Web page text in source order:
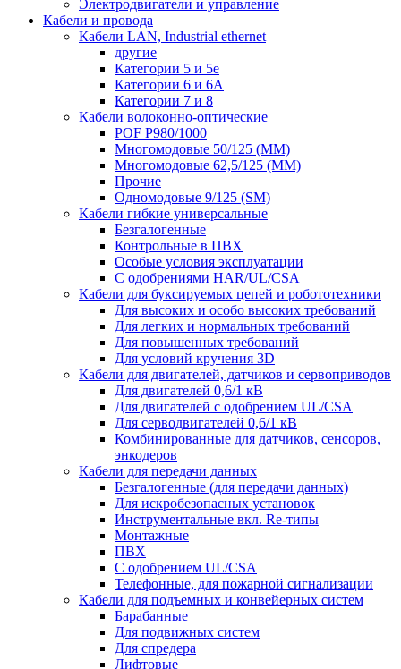
Электродвигатели и управление
Кабели и провода
Кабели LAN, Industrial ethernet
другие
Категории 5 и 5е
Категории 6 и 6A
Категории 7 и 8
Кабели волоконно-оптические
POF P980/1000
Многомодовые 50/125 (ММ)
Многомодовые 62,5/125 (ММ)
Прочие
Одномодовые 9/125 (SM)
Кабели гибкие универсальные
Безгалогенные
Контрольные в ПВХ
Особые условия эксплуатации
С одобрениями HAR/UL/CSA
Кабели для буксируемых цепей и робототехники
Для высоких и особо высоких требований
Для легких и нормальных требований
Для повышенных требований
Для условий кручения 3D
Кабели для двигателей, датчиков и сервоприводов
Для двигателей 0,6/1 кВ
Для двигателей с одобрением UL/CSA
Для серводвигателей 0,6/1 кВ
Комбинированные для датчиков, cенсоров,
энкодеров
Кабели для передачи данных
Безгалогенные (для передачи данных)
Для искробезопасных установок
Инструментальные вкл. Re-типы
Монтажные
ПВХ
С одобрением UL/CSA
Телефонные, для пожарной сигнализации
Кабели для подъемных и конвейерных систем
Барабанные
Для подвижных систем
Для спредера
Лифтовые